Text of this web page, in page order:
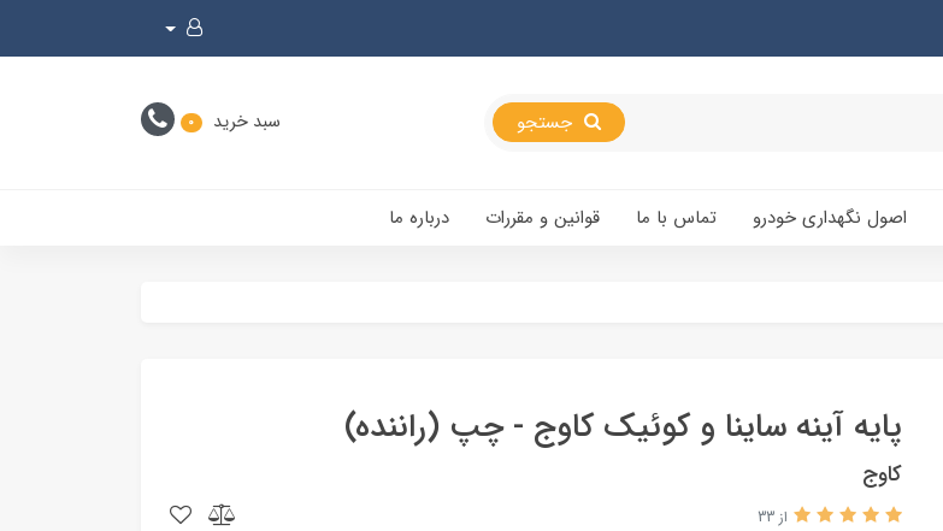
سبد خرید 0
اصول نگهداری خودرو تماس با ما قوانین و مقررات درباره ما
پایه آینه ساینا و کوئیک کاوج - چپ (راننده)
کاوج
از 33